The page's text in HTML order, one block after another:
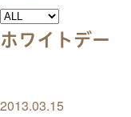
ホワイトデー
2013.03.15